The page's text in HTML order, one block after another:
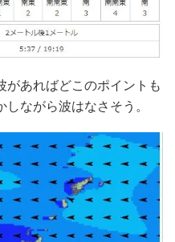
があればどこのポイントも
ながら波はなさそう。